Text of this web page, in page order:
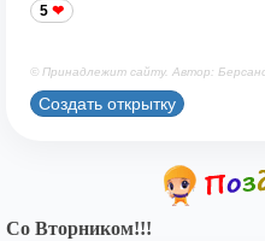
5
© Принадлежит сайту. Автор:
Создать открытку
Со Вторником!!!